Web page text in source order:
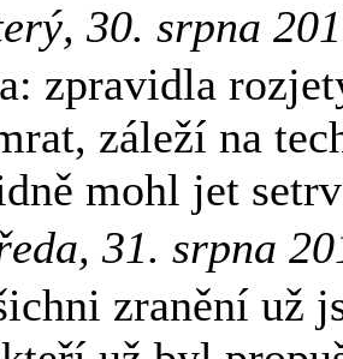
30. srpna
zpravidla
záleží na
mohl jet
31. srpna
zranění už